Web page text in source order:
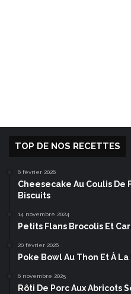
TOP DE NOS RECETTES
6 février 2026
Cheesecake Au Coulis De
Biscuits
14 novembre 2024
Petits Flans Brocolis Et
20 février 2026
Poke Bowl Au Thon Et À
6 novembre 2025
Rôti De Porc Aux Abricots